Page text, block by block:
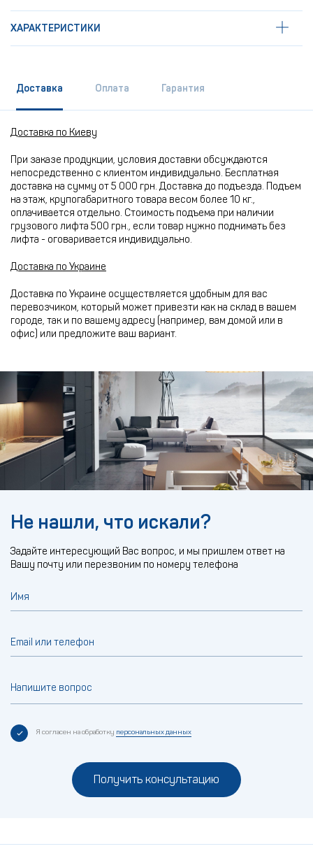
ХАРАКТЕРИСТИКИ
Доставка Оплата Гарантия
Доставка по Киеву
При заказе продукции, условия доставки обсуждаются
непосредственно с клиентом индивидуально. Бесплатная
доставка на сумму от 5 000 грн. Доставка до подъезда. Подъем
на этаж, крупогабаритного товара весом более 10 кг.,
оплачивается отдельно. Стоимость подъема при наличии
грузового лифта 500 грн., если товар нужно поднимать без
лифта - оговаривается индивидуально.
Доставка по Украине
Доставка по Украине осуществляется удобным для вас
перевозчиком, который может привезти как на склад в вашем
городе, так и по вашему адресу (например, вам домой или в
офис) или предложите ваш вариант.
Не нашли, что искали?
Задайте интересующий Вас вопрос, и мы пришлем ответ на
Вашу почту или перезвоним по номеру телефона
Имя
Email или телефон
Напишите вопрос
Я согласен на обработку персональных данных
Получить консультацию